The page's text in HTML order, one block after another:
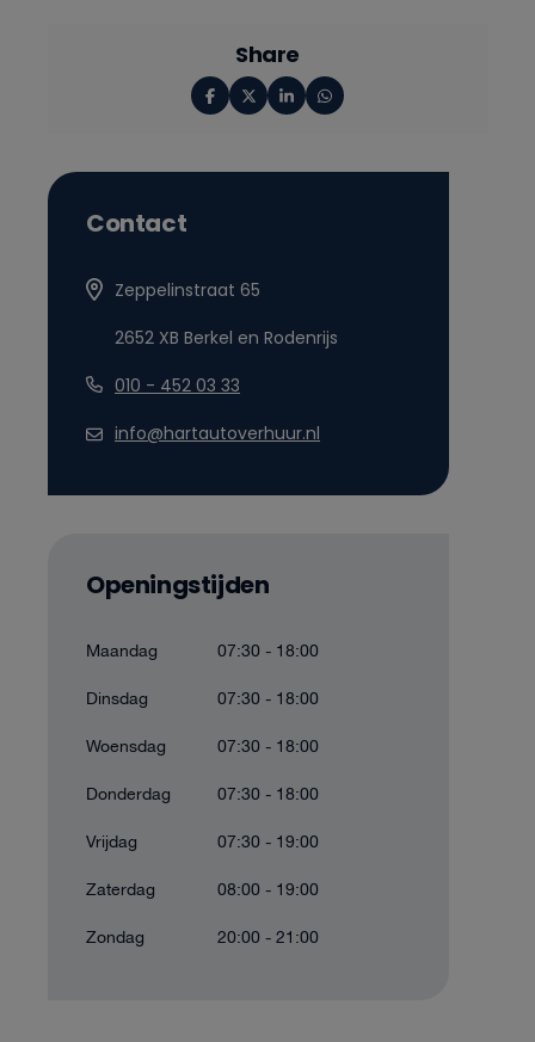
Share
Contact
Zeppelinstraat 65
2652 XB Berkel en Rodenrijs
010 - 452 03 33
info@hartautoverhuur.nl
Openingstijden
Maandag
07:30 - 18:00
Dinsdag
07:30 - 18:00
Woensdag
07:30 - 18:00
Donderdag
07:30 - 18:00
Vrijdag
07:30 - 19:00
Zaterdag
08:00 - 19:00
Zondag
20:00 - 21:00